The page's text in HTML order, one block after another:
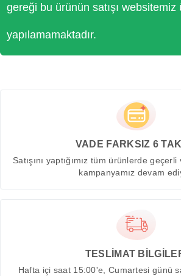
gereği bu ürünün satışı websitemiz
yapılamamaktadır.
VADE FARKSIZ 6
Satışını yaptığımız tüm ürünlerde
kampanyamız devam
TESLİMAT
Hafta içi saat 15:00'e, Cumartesi günü